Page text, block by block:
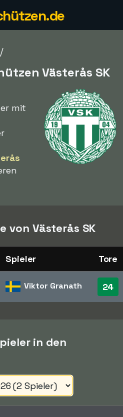
/
Västerås SK
mit
von Västerås SK
Spieler Tore
Viktor Granath 24
in den